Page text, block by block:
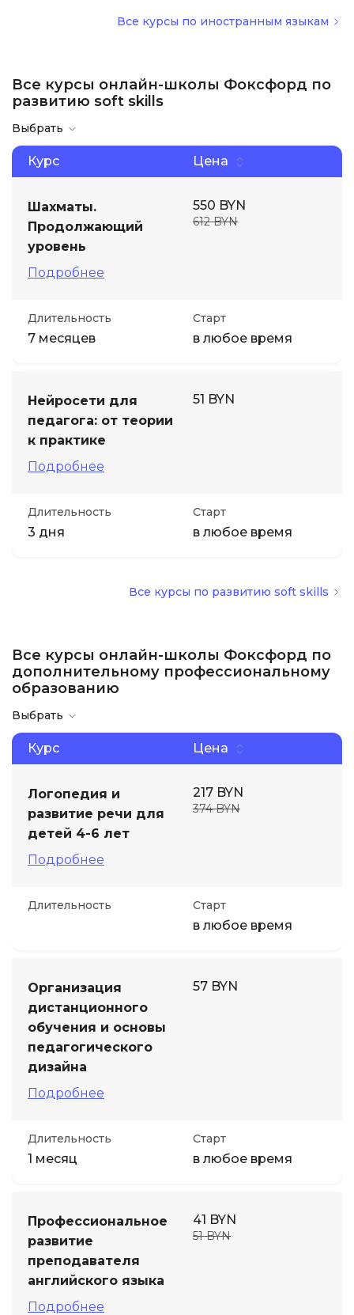
Все курсы по иностранным языкам
Все курсы онлайн-школы Фоксфорд по
развитию soft skills
Выбрать
Курс Цена
Шахматы.
Продолжающий
уровень
Подробнее
550 BYN
612 BYN
Длительность
7 месяцев
Старт
в любое время
Нейросети для
педагога: от теории
к практике
Подробнее
51 BYN
Длительность
3 дня
Старт
в любое время
Все курсы по развитию soft skills
Все курсы онлайн-школы Фоксфорд по
дополнительному профессиональному
образованию
Выбрать
Курс Цена
Логопедия и
развитие речи для
детей 4-6 лет
Подробнее
217 BYN
374 BYN
Длительность Старт
в любое время
Организация
дистанционного
обучения и основы
педагогического
дизайна
Подробнее
57 BYN
Длительность
1 месяц
Старт
в любое время
Профессиональное
развитие
преподавателя
английского языка
Подробнее
41 BYN
51 BYN